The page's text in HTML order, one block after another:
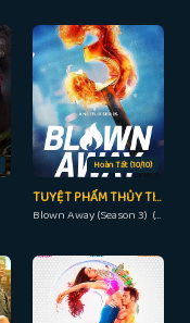
Hoàn Tất (10/10)
TUYỆT PHẨM THỦY TINH (PHẦN 3)
Blown Away (Season 3) (2022)